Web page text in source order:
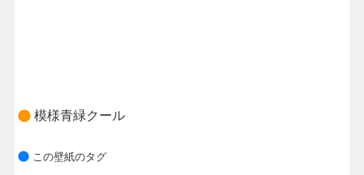
模様青緑クール
この壁紙のタグ